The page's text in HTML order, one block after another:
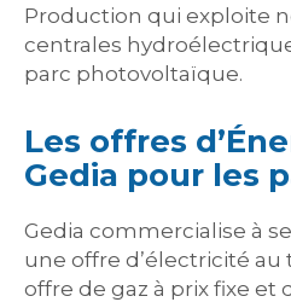
Production qui exploite
centrales
parc photovoltaïque.
Les offres
Gedia pour les
Gedia commercialise à
une offre d’électricité
offre de gaz à prix fixe et